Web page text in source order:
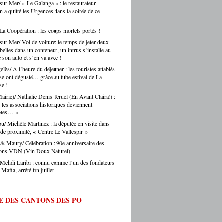
c’est toute une vie de territoire qui se
Alors oui, on se bat pour eux, on les
des collectivités, des institutions, du
Et on ne fait pas ça mollement. »
: justement, est-ce que les artisans
une période difficile en ce moment ? -
: « Comme partout en France, les
en hausse, coût des matières premières,
de recrutement, concurrence déloyale…
un département comme le nôtre, qui
des fragilités socio-économiques bien
ces difficultés sont souvent amplifiées.
d’achat des ménages qui se contracte,
directement les artisans. Mais je ne
verser dans le catastrophisme : il y a
de créations, beaucoup
beaucoup de jeunes qui choisissent
de fond est là. » Ouillade.eu : vous
recrutement. On entend souvent que
en tension très forte — le bâtiment,
avec Argelès-sur-Mer. Une confusion
faite par les touristes… et
journalistes parisiens. Sans oublier,
les chauffeurs de taxi parisiens.
Mer/ « Le Galanga » : le restaurateur
a quitté les Urgences dans la soirée de ce
Coopération : les coups mortels portés !
Mer/ Vol de voiture: le temps de jeter deux
dans un conteneur, un intrus s’installe au
son auto et s’en va avec !
A l’heure du déjeuner : les touristes attablés
ont dégusté… grâce au tube estival de La
!
Nathalie Denis Teruel (En Avant Claira!) :
associations historiques deviennent
»
Michèle Martinez : la députée en visite dans
proximité, « Centre Le Vallespir »
Maury/ Célébration : 90e anniversaire des
VDN (Vin Doux Naturel)
Laribi : connu comme l’un des fondateurs
Mafia, arrêté fin juillet
DES CANTONS DES PO